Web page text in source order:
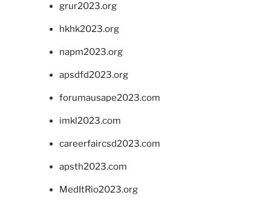
grur2023.org
hkhk2023.org
napm2023.org
apsdfd2023.org
forumausape2023.com
imkl2023.com
careerfaircsd2023.com
apsth2023.com
MedItRio2023.org